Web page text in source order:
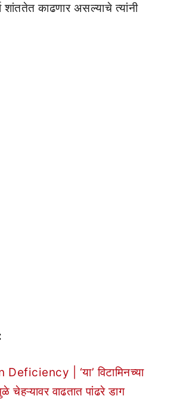
शांततेत काढणार असल्याचे त्यांनी
| ‘या’ विटामिनच्या
चेहऱ्यावर वाढतात पांढरे डाग